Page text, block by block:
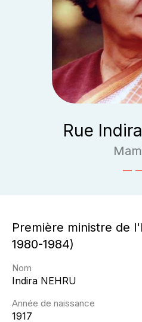
Rue
Première ministre de
1980-1984)
Nom
Indira NEHRU
Année de naissance
1917